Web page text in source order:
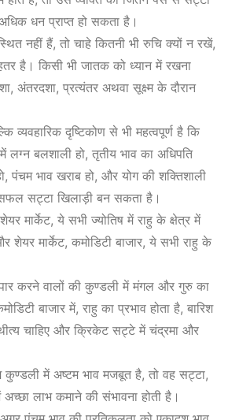
धन प्राप्त हो सकता है।
नहीं हैं, तो चाहे कितनी भी रुचि क्यों न रखें,
है। किसी भी जातक को ध्यान में रखना
अंतरदशा, प्रत्यंतर अथवा सूक्ष्म के दौरान
व्यवहारिक दृष्टिकोण से भी महत्वपूर्ण है कि
बलशाली हो, तृतीय भाव का अधिपति
भाव खराब हो, और योग की शक्तिशाली
सफल सट्टा खिलाड़ी बन सकता है।
मार्केट, ये सभी ज्योतिष में राहु के क्षेत्र में
मार्केट, कमोडिटी बाजार, ये सभी राहु के
करने वालों की कुण्डली में मंगल और गुरु का
बाजार में, राहु का प्रभाव होता है, बारिश
चाहिए और क्रिकेट सट्टे में चंद्रमा और
कुण्डली में अष्टम भाव मजबूत है, तो वह सट्टा,
लाभ कमाने की संभावना होती है।